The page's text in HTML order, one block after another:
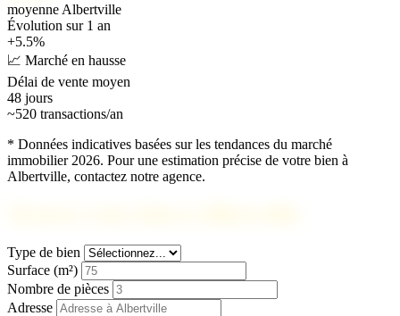
moyenne Albertville
Évolution sur 1 an
+5.5%
📈 Marché en hausse
Délai de vente moyen
48 jours
~520 transactions/an
* Données indicatives basées sur les tendances du marché
immobilier 2026. Pour une estimation précise de votre bien à
Albertville, contactez notre agence.
Type de bien
Surface (m²)
Nombre de pièces
Adresse